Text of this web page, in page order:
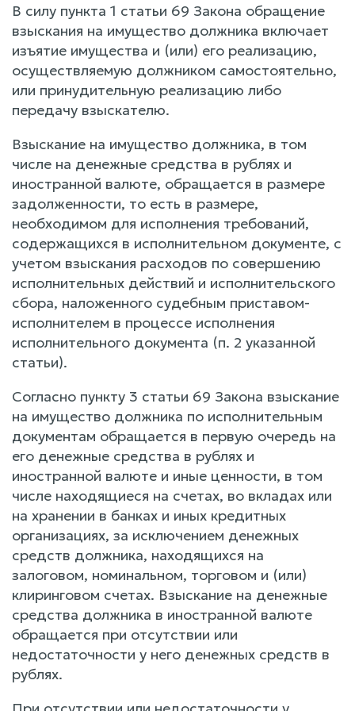
В силу пункта 1 статьи 69 Закона обращение
взыскания на имущество должника включает
изъятие имущества и (или) его реализацию,
осуществляемую должником самостоятельно,
или принудительную реализацию либо
передачу взыскателю.
Взыскание на имущество должника, в том
числе на денежные средства в рублях и
иностранной валюте, обращается в размере
задолженности, то есть в размере,
необходимом для исполнения требований,
содержащихся в исполнительном документе, с
учетом взыскания расходов по совершению
исполнительных действий и исполнительского
сбора, наложенного судебным приставом-
исполнителем в процессе исполнения
исполнительного документа (п. 2 указанной
статьи).
Согласно пункту 3 статьи 69 Закона взыскание
на имущество должника по исполнительным
документам обращается в первую очередь на
его денежные средства в рублях и
иностранной валюте и иные ценности, в том
числе находящиеся на счетах, во вкладах или
на хранении в банках и иных кредитных
организациях, за исключением денежных
средств должника, находящихся на
залоговом, номинальном, торговом и (или)
клиринговом счетах. Взыскание на денежные
средства должника в иностранной валюте
обращается при отсутствии или
недостаточности у него денежных средств в
рублях.